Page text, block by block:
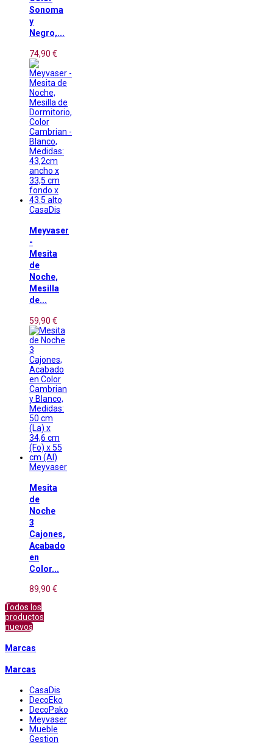
Sonoma
y
Negro,...
74,90 €
CasaDis
Meyvaser
-
Mesita
de
Noche,
Mesilla
de...
59,90 €
Meyvaser
Mesita
de
Noche
3
Cajones,
Acabado
en
Color...
89,90 €
Todos los
productos
nuevos
Marcas
Marcas
CasaDis
DecoEko
DecoPako
Meyvaser
Mueble
Gestion